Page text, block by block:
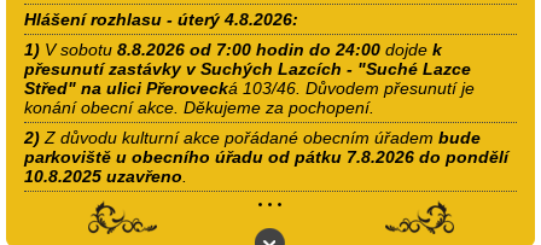
Hlášení rozhlasu - úterý 4.8.2026:
1) V sobotu 8.8.2026 od 7:00 hodin do 24:00 dojde k
přesunutí zastávky v Suchých Lazcích - "Suché Lazce
Střed" na ulici Přerovecká 103/46. Důvodem přesunutí je
konání obecní akce. Děkujeme za pochopení.
2) Z důvodu kulturní akce pořádané obecním úřadem bude
parkoviště u obecního úřadu od pátku 7.8.2026 do pondělí
10.8.2025 uzavřeno